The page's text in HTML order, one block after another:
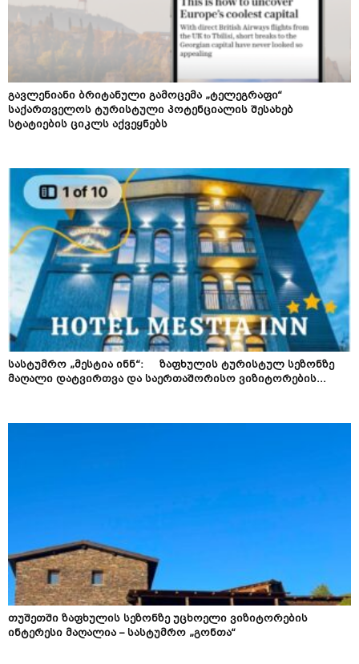
გავლენიანი ბრიტანული გამოცემა „ტელეგრაფი“
საქართველოს ტურისტული პოტენციალის შესახებ
სტატიების ციკლს აქვეყნებს
სასტუმრო „მესტია ინნ“: ზაფხულის ტურისტულ სეზონზე
მაღალი დატვირთვა და საერთაშორისო ვიზიტორების...
თუშეთში ზაფხულის სეზონზე უცხოელი ვიზიტორების
ინტერესი მაღალია – სასტუმრო „გონთა“